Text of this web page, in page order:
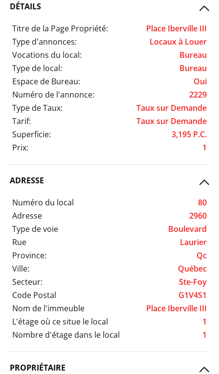
DÉTAILS
Titre de la Page Propriété:
Place Iberville III
Type d'annonces:
Locaux à Louer
Vocations du local:
Bureau
Type de local:
Bureau
Espace de Bureau:
Oui
Numéro de l'annonce:
2229
Type de Taux:
Taux sur Demande
Tarif:
Taux sur Demande
Superficie:
3,195 P.C.
Prix:
1
ADRESSE
Numéro du local
80
Adresse
2960
Type de voie
Boulevard
Rue
Laurier
Province:
Qc
Ville:
Québec
Secteur:
Ste-Foy
Code Postal
G1V4S1
Nom de l'immeuble
Place Iberville III
L'étage où ce situe le local
1
Nombre d'étage dans le local
1
PROPRIÉTAIRE